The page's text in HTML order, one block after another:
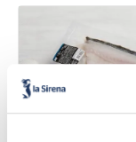
4. gamba
verduras
6. croquetas